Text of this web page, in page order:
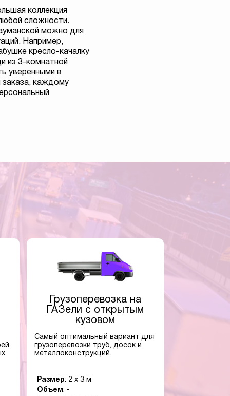
коллекция
сложности.
можно для
Например,
кресло-качалку
из 3-комнатной
уверенными в
заказа, каждому
Грузоперевозка на
ГАЗели с открытым
кузовом
Самый оптимальный вариант для
грузоперевозки труб, досок и
металлоконструкций.
Размер: 2 x 3 м
Объем: -